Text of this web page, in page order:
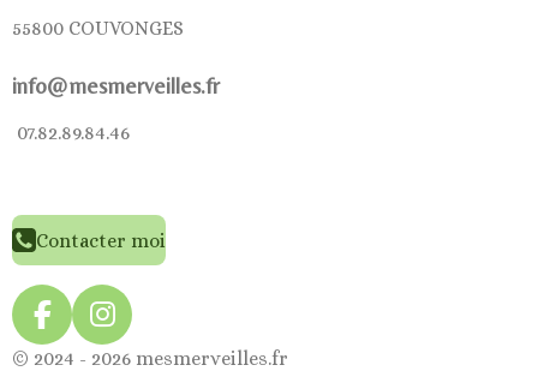
55800 COUVONGES
info@mesmerveilles.fr
07.82.89.84.46
Contacter moi
F
a
I
n
© 2024 - 2026 mesmerveilles.fr